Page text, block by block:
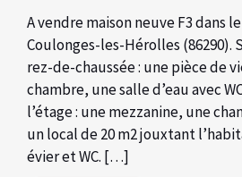
A vendre maison neuve F3 dans
Coulonges-les-Hérolles (86290).
rez-de-chaussée : une pièce de
chambre, une salle d’eau avec
l’étage : une mezzanine, une
un local de 20 m2 jouxtant
évier et WC. […]